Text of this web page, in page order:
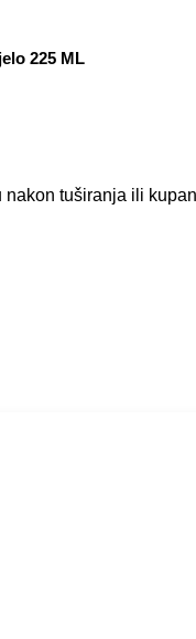
225 ML
tuširanja ili